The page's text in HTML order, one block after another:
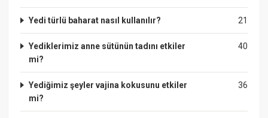
21
Yedi türlü baharat nasıl kullanılır?
40
Yediklerimiz anne sütünün tadını etkiler
mi?
36
Yediğimiz şeyler vajina kokusunu etkiler
mi?